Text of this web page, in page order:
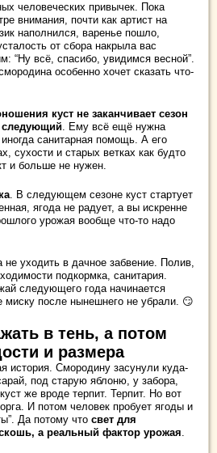
человеческих привычек. Пока
внимания, почти как артист на
наполнился, варенье пошло,
от сбора накрыла вас
“Ну всё, спасибо, увидимся весной”.
особенно хочет сказать что-
куст не заканчивает сезон
следующий. Ему всё ещё нужна
санитарная помощь. А его
сухости и старых ветках как будто
и больше не нужен.
. В следующем сезоне куст стартует
ягода не радует, а вы искренне
урожая вообще что-то надо
не уходить в дачное забвение. Полив,
подкормка, санитария.
следующего года начинается
миску после нынешнего не убрали. 😏
в тень, а потом
и размера
история. Смородину засунули куда-
под старую яблоню, у забора,
же вроде терпит. Терпит. Но вот
И потом человек пробует ягоды и
Да потому что свет для
а реальный фактор урожая.